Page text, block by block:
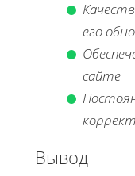
его
сайте
Вывод